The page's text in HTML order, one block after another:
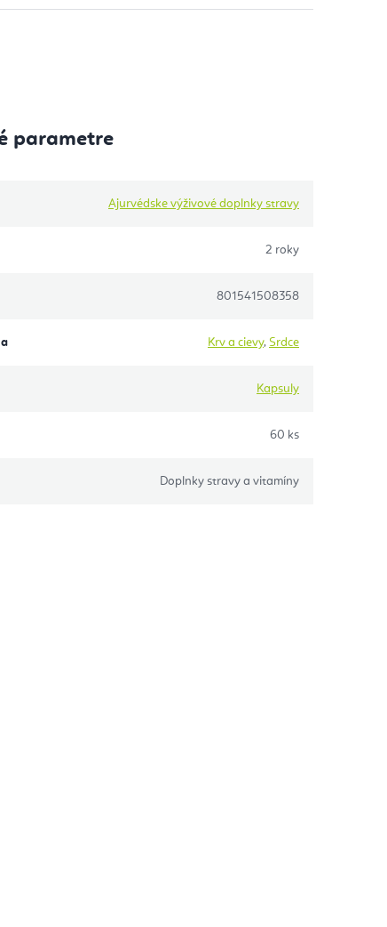
parametre
Ajurvédske výživové doplnky stravy
2 roky
801541508358
Krv a cievy, Srdce
Kapsuly
60 ks
Doplnky stravy a vitamíny